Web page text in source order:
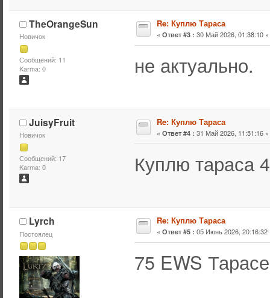
TheOrangeSun
Новичок
Сообщений: 11
Karma: 0
Re: Куплю Тараса
« Ответ #3 : 30 Май 2026, 01:38:10 »
не актуально.
JuisyFruit
Новичок
Сообщений: 17
Karma: 0
Re: Куплю Тараса
« Ответ #4 : 31 Май 2026, 11:51:16 »
Куплю тараса
Lyrch
Постоялец
Re: Куплю Тараса
« Ответ #5 : 05 Июнь 2026, 20:16:32
75 EWS